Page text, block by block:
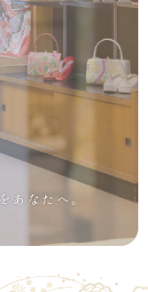
あなたへ。